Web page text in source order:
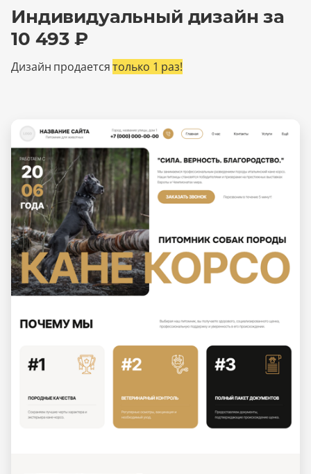
Индивидуальный дизайн за
10 493 ₽
Дизайн продаетсятолько 1 раз!